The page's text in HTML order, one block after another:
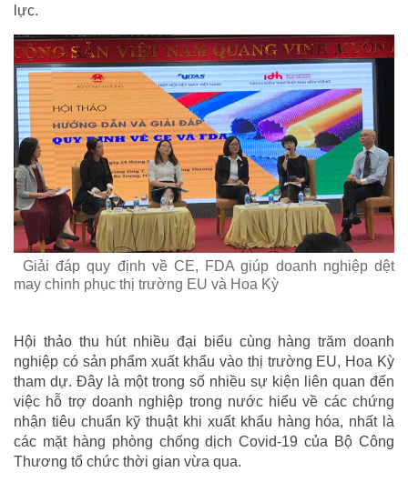
lực.
Giải đáp quy định về CE, FDA giúp doanh nghiệp dệt
may chinh phục thị trường EU và Hoa Kỳ
Hội thảo thu hút nhiều đại biểu cùng hàng trăm doanh
nghiệp có sản phẩm xuất khẩu vào thị trường EU, Hoa Kỳ
tham dự. Đây là một trong số nhiều sự kiện liên quan đến
việc hỗ trợ doanh nghiệp trong nước hiểu về các chứng
nhận tiêu chuẩn kỹ thuật khi xuất khẩu hàng hóa, nhất là
các mặt hàng phòng chống dịch Covid-19 của Bộ Công
Thương tổ chức thời gian vừa qua.